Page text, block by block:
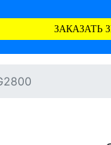
ЗАКАЗАТЬ